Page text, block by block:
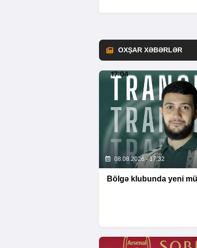
OXŞAR XƏBƏRLƏR
08.08.2026 - 17:32
Bölgə klubunda yeni